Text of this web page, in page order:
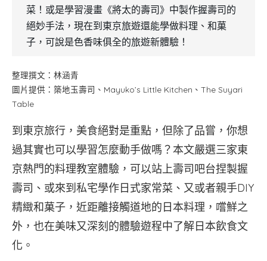
菜！或是學習漫畫《將太的壽司》中製作握壽司的
絕妙手法，現在到東京旅遊還能學做料理、和菓
子，可說是色香味俱全的旅遊新體驗！
整理撰文：林涵青
圖片提供：築地玉壽司、Mayuko’s Little Kitchen、The Suyari
Table
到東京旅行，美食絕對是重點，但除了品嘗，你想
過其實也可以學習怎麼動手做嗎？本文嚴選三家東
京熱門的料理教室體驗，可以站上壽司吧台捏製握
壽司、或來到私宅學作日式家常菜、又或者親手DIY
精緻和菓子，近距離接觸道地的日本料理，嚐鮮之
外，也在美味又深刻的體驗遊程中了解日本飲食文
化。